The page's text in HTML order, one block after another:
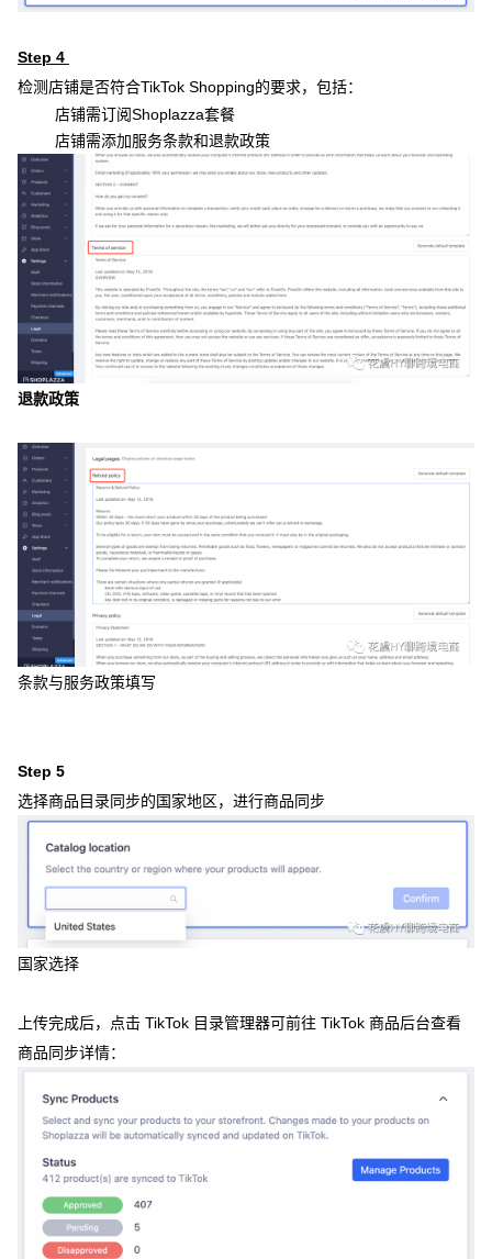
Step 4
检测店铺是否符合TikTok Shopping的要求，包括：
店铺需订阅Shoplazza套餐
店铺需添加服务条款和退款政策
退款政策
条款与服务政策填写
Step 5
选择商品目录同步的国家地区，进行商品同步
国家选择
上传完成后，点击 TikTok 目录管理器可前往 TikTok 商品后台查看
商品同步详情：